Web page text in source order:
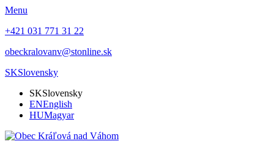
Menu
+421 031 771 31 22
obeckralovanv@stonline.sk
SKSlovensky
SKSlovensky
ENEnglish
HUMagyar